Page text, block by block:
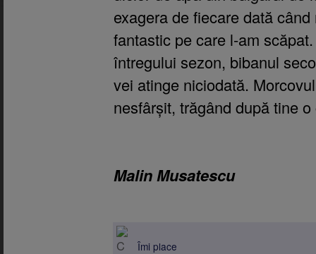
exagera de fiecare dată
fantastic pe care l-am
întregului sezon, bibanul
vei atinge niciodată.
nesfârșit, trăgând după tine
Malin Musatescu
Îmi place